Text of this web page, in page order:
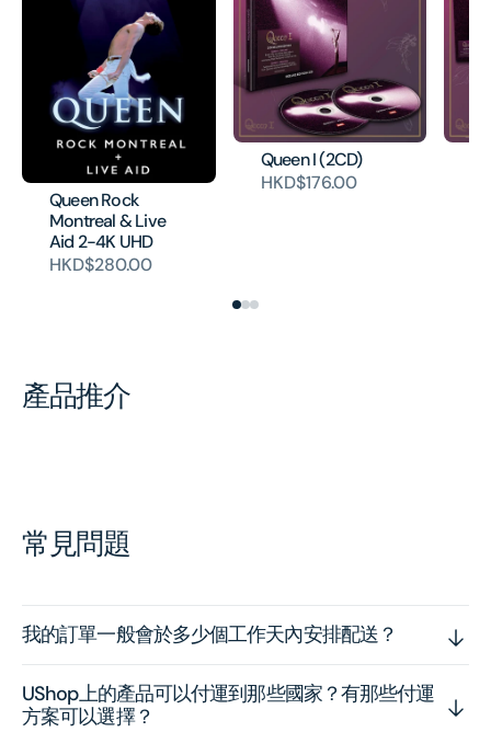
Queen Rock
Montreal & Live
Aid 2-4K UHD
HKD$280.00
Queen I (2CD)
HKD$176.00
產品推介
常見問題
我的訂單一般會於多少個工作天內安排配送？
UShop上的產品可以付運到那些國家？有那些付運
方案可以選擇？